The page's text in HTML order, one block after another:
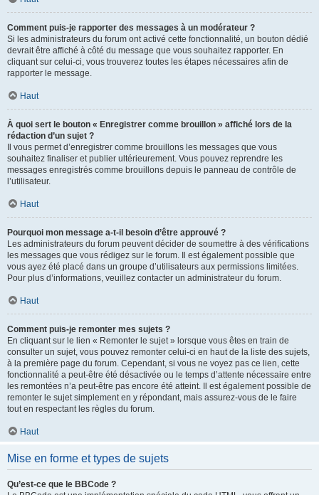
Comment puis-je rapporter des messages à un modérateur ?
Si les administrateurs du forum ont activé cette fonctionnalité, un bouton dédié
devrait être affiché à côté du message que vous souhaitez rapporter. En
cliquant sur celui-ci, vous trouverez toutes les étapes nécessaires afin de
rapporter le message.
Haut
À quoi sert le bouton « Enregistrer comme brouillon » affiché lors de la
rédaction d’un sujet ?
Il vous permet d’enregistrer comme brouillons les messages que vous
souhaitez finaliser et publier ultérieurement. Vous pouvez reprendre les
messages enregistrés comme brouillons depuis le panneau de contrôle de
l’utilisateur.
Haut
Pourquoi mon message a-t-il besoin d’être approuvé ?
Les administrateurs du forum peuvent décider de soumettre à des vérifications
les messages que vous rédigez sur le forum. Il est également possible que
vous ayez été placé dans un groupe d’utilisateurs aux permissions limitées.
Pour plus d’informations, veuillez contacter un administrateur du forum.
Haut
Comment puis-je remonter mes sujets ?
En cliquant sur le lien « Remonter le sujet » lorsque vous êtes en train de
consulter un sujet, vous pouvez remonter celui-ci en haut de la liste des sujets,
à la première page du forum. Cependant, si vous ne voyez pas ce lien, cette
fonctionnalité a peut-être été désactivée ou le temps d’attente nécessaire entre
les remontées n’a peut-être pas encore été atteint. Il est également possible de
remonter le sujet simplement en y répondant, mais assurez-vous de le faire
tout en respectant les règles du forum.
Haut
Mise en forme et types de sujets
Qu’est-ce que le BBCode ?